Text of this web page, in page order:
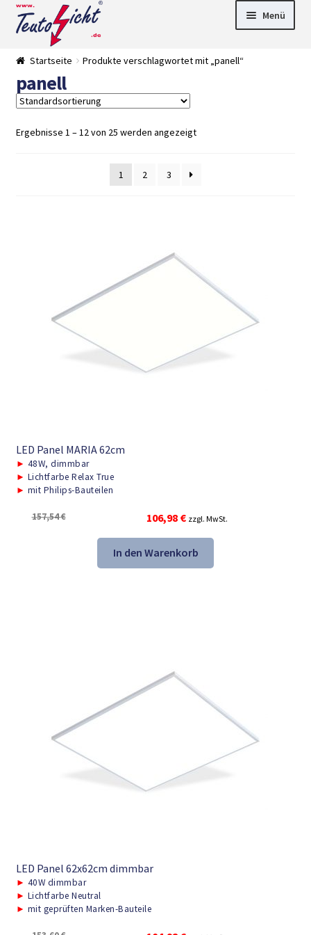
Zur
Navigation
springen
Springe
zum
Menü
► LED Panel
►
Startseite Produkte verschlagwortet mit „panell“
panell
Ergebnisse 1 – 12 von 25 werden angezeigt
1 2 3
LED Panel MARIA 62cm
► 48W, dimmbar
► Lichtfarbe Relax True
► mit Philips-Bauteilen
157,54€
Ursprünglicher
war:
157,54 €
106,98 €Aktueller
ist:
106,98 €.
zzgl. MwSt.
In den Warenkorb
LED Panel 62x62cm dimmbar
► 40W dimmbar
► Lichtfarbe Neutral
► mit geprüften Marken-Bauteile